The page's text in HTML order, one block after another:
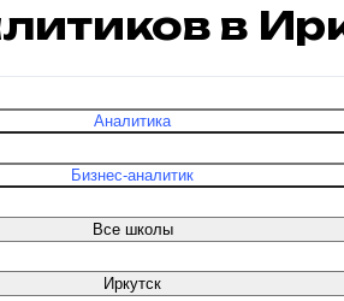
в
Аналитика
Бизнес-аналитик
Все школы
Иркутск